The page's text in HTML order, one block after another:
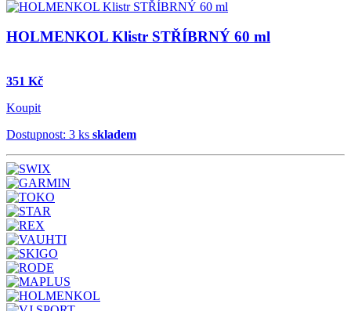
HOLMENKOL Klistr STŘÍBRNÝ 60 ml
351 Kč
Koupit
Dostupnost: 3 ks skladem